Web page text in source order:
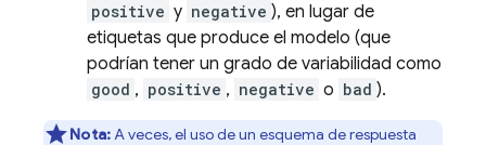
positive y negative ), en lugar de
etiquetas que produce el modelo (que
podrían tener un grado de variabilidad como
good , positive , negative o bad ).
Nota:A veces, el uso de un esquema de respuesta